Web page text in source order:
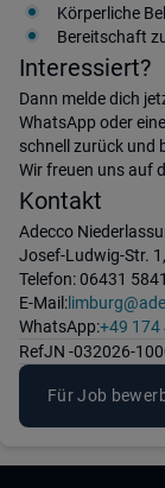
Körperliche
Bereitschaft
Interessiert?
Dann melde dich
WhatsApp oder
schnell zurück und
Wir freuen uns auf
Kontakt
Adecco
Josef-Ludwig-Str.
Telefon: 06431
E-Mail:
WhatsApp:+49 174
RefJN -032026-
Für Job